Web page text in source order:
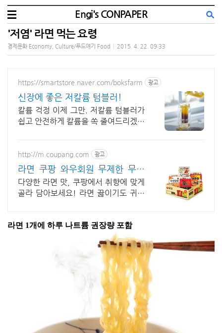
Engi's CONPAPER
'저염' 라면 먹는 요령
경제문화 Economy, Culture/푸드얘기 Food 2015. 4. 22. 09:33
https://smartstore.naver.com/boksfarm 광고
신장에 좋은 저칼륨 텀블러!
칼륨 걱정 이제 그만. 저칼륨 텀블러가
쉽고 안전하게 칼륨을 쏙 줄여드리겠습
http://m.coupang.com 광고
라면 쿠팡 와우회원 무제한 무료
배송
다양한 라면 맛, 쿠팡에서 취향에 맞게
골라 담아보세요! 라면 끓이기도 귀찮
라면 1개에 하루 나트륨 권장량 포함